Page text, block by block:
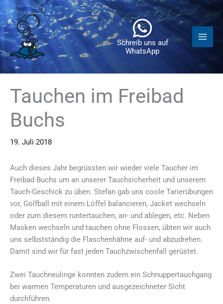
Zum
Inhalt
springen
Schreib uns auf
WhatsApp
Tauchen im Freibad
Buchs
19. Juli 2018
Auch dieses Jahr begrüssten wir wieder viele Taucher im
Freibad Buchs um an unserer Tauchsicherheit und unserem
Tauch-Geschick zu üben. Stefan gab uns coole Tarierübungen
vor, Golfball mit einem Löffel balancieren, Jacket wechseln
oder zum diesem runtertauchen, an- und ablegen, etc. Neben
Masken wechseln und tauchen ohne Flossen, übten wir auch
uns selbstständig die Flaschenhähne auf- und abzudrehen.
Damit sind wir für fast jeden Tauchzwischenfall gerüstet.
Zwei Tauchneulinge konnten zudem ein Schnuppertauchgang
bei warmen Temperaturen und ausgezeichneter Sicht
durchführen.